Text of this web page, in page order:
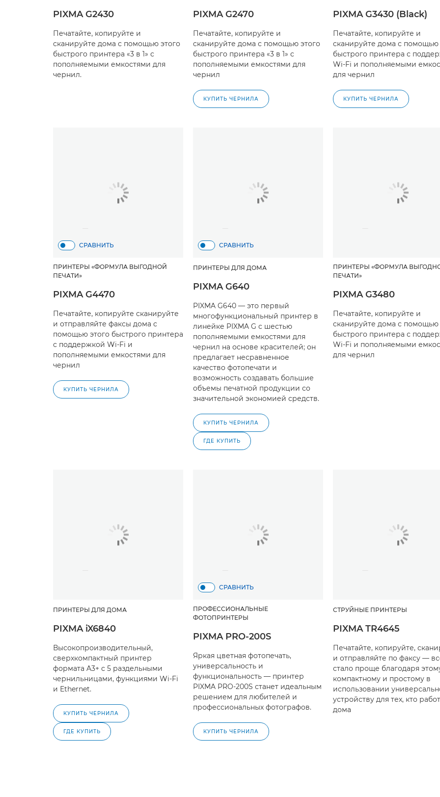
PIXMA G2430
Печатайте, копируйте и
сканируйте дома с помощью этого
быстрого принтера «3 в 1» с
пополняемыми емкостями для
чернил.
PIXMA G2470
Печатайте, копируйте и
сканируйте дома с помощью этого
быстрого принтера «3 в 1» с
пополняемыми емкостями для
чернил
КУПИТЬ ЧЕРНИЛА
PIXMA G3430 (Black)
Печатайте, копируйте и
сканируйте дома с помощью
быстрого принтера с
Wi-Fi и пополняемыми
для чернил
КУПИТЬ ЧЕРНИЛА
СРАВНИТЬ
ПРИНТЕРЫ «ФОРМУЛА ВЫГОДНОЙ
ПЕЧАТИ»
PIXMA G4470
Печатайте, копируйте сканируйте
и отправляйте факсы дома с
помощью этого быстрого принтера
с поддержкой Wi-Fi и
пополняемыми емкостями для
чернил
КУПИТЬ ЧЕРНИЛА
СРАВНИТЬ
ПРИНТЕРЫ ДЛЯ ДОМА
PIXMA G640
PIXMA G640 — это первый
многофункциональный принтер в
линейке PIXMA G с шестью
пополняемыми емкостями для
чернил на основе красителей; он
предлагает несравненное
качество фотопечати и
возможность создавать большие
объемы печатной продукции со
значительной экономией средств.
КУПИТЬ ЧЕРНИЛА
ГДЕ КУПИТЬ
ПРИНТЕРЫ «ФОРМУЛА
ПЕЧАТИ»
PIXMA G3480
Печатайте, копируйте и
сканируйте дома с помощью
быстрого принтера с
Wi-Fi и пополняемыми
для чернил
ПРИНТЕРЫ ДЛЯ ДОМА
PIXMA iX6840
Высокопроизводительный,
сверхкомпактный принтер
формата A3+ с 5 раздельными
чернильницами, функциями Wi-Fi
и Ethernet.
КУПИТЬ ЧЕРНИЛА
ГДЕ КУПИТЬ
СРАВНИТЬ
ПРОФЕССИОНАЛЬНЫЕ
ФОТОПРИНТЕРЫ
PIXMA PRO-200S
Яркая цветная фотопечать,
универсальность и
функциональность — принтер
PIXMA PRO-200S станет идеальным
решением для любителей и
профессиональных фотографов.
КУПИТЬ ЧЕРНИЛА
СТРУЙНЫЕ ПРИНТЕРЫ
PIXMA TR4645
Печатайте, копируйте,
и отправляйте по факсу —
стало проще благодаря
компактному и простому в
использовании
устройству для тех, кто
дома